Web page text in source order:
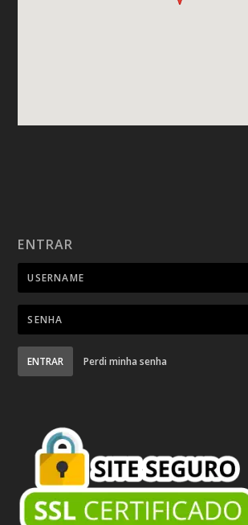
ENTRAR
ENTRAR Perdi minha senha